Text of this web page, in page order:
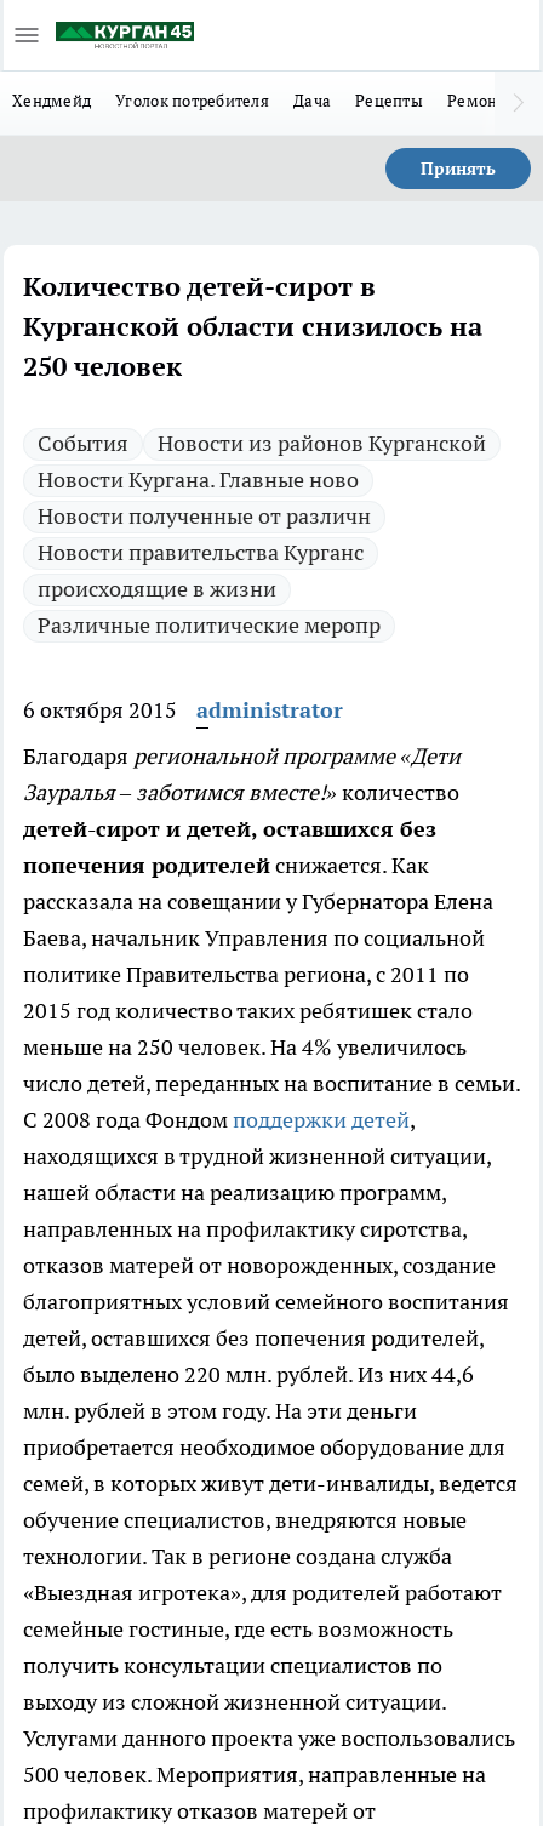
Хендмейд Уголок потребителя Дача Рецепты Ремонт
Принять
Количество детей-сирот в
Курганской области снизилось на
250 человек
Cобытия
Новости из районов Курганской
Новости Кургана. Главные ново
Новости полученные от различн
Новости правительства Курганс
происходящие в жизни
Различные политические меропр
6 октября 2015
administrator
Благодаря региональной программе «Дети
Зауралья – заботимся вместе!» количество
детей-сирот и детей, оставшихся без
попечения родителейснижается.Как
рассказала на совещании у Губернатора Елена
Баева, начальник Управления по социальной
политике Правительства региона, с 2011 по
2015 год количество таких ребятишек стало
меньше на 250 человек. На 4% увеличилось
число детей, переданных на воспитание в семьи.
С 2008 года Фондомподдержки детей,
находящихся в трудной жизненной ситуации,
нашей области на реализацию программ,
направленных на профилактику сиротства,
отказов матерей от новорожденных, создание
благоприятных условий семейного воспитания
детей, оставшихся без попечения родителей,
было выделено 220 млн. рублей. Из них 44,6
млн. рублей в этом году. На эти деньги
приобретается необходимое оборудование для
семей, в которых живут дети-инвалиды, ведется
обучение специалистов, внедряются новые
технологии. Так в регионе создана служба
«Выездная игротека», для родителей работают
семейные гостиные, где есть возможность
получить консультации специалистов по
выходу из сложной жизненной ситуации.
Услугами данного проекта уже воспользовались
500 человек. Мероприятия, направленные на
профилактику отказов матерей от